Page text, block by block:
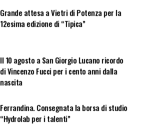
Grande attesa a Vietri di Potenza per la
12esima edizione di “Tipica”
Il 10 agosto a San Giorgio Lucano ricordo
di Vincenzo Fucci per i cento anni dalla
nascita
Ferrandina. Consegnata la borsa di studio
“Hydrolab per i talenti”